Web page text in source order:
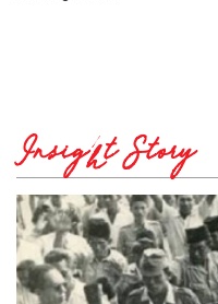
Insight Story